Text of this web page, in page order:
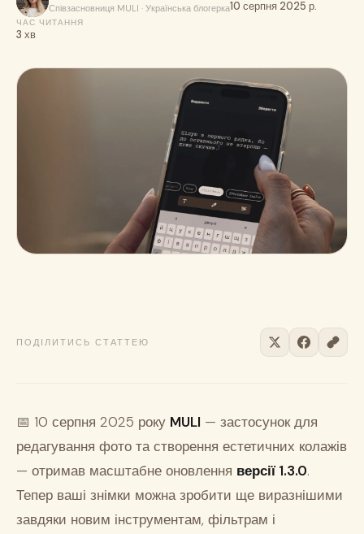
Співзасновниця MULI · Українська блогерка10 серпня 2025 р.
ЧАС ЧИТАННЯ
3 хв
ПОДІЛИТИСЬ СТАТТЕЮ
📅 10 серпня 2025 року MULI — застосунок для
редагування фото та створення естетичних колажів
— отримав масштабне оновлення версії 1.3.0.
Тепер ваші знімки можна зробити ще виразнішими
завдяки новим інструментам, фільтрам і